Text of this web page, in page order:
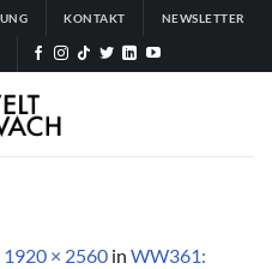
KONTAKT NEWSLETTER
1920 × 2560 in WW361: